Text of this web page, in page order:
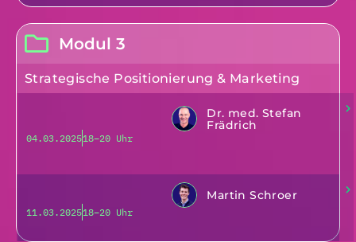
Modul 3
Strategische Positionierung & Marketing
04.03.202518–20 Uhr
Dr. med. Stefan
Frädrich
11.03.202518–20 Uhr
Martin Schroer